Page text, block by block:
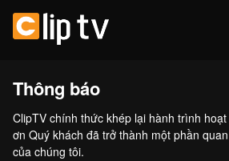
Thông báo
ClipTV chính thức khép lại hành trình
ơn Quý khách đã trở thành một phần
của chúng tôi.